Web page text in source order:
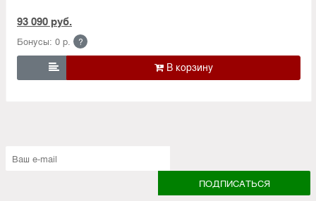
93 090 руб.
Бонусы: 0 р. ?
